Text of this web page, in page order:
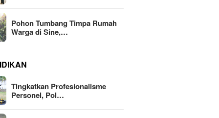
Pohon Tumbang Timpa Rumah
Warga di Sine,…
Tingkatkan Profesionalisme
Personel, Pol…